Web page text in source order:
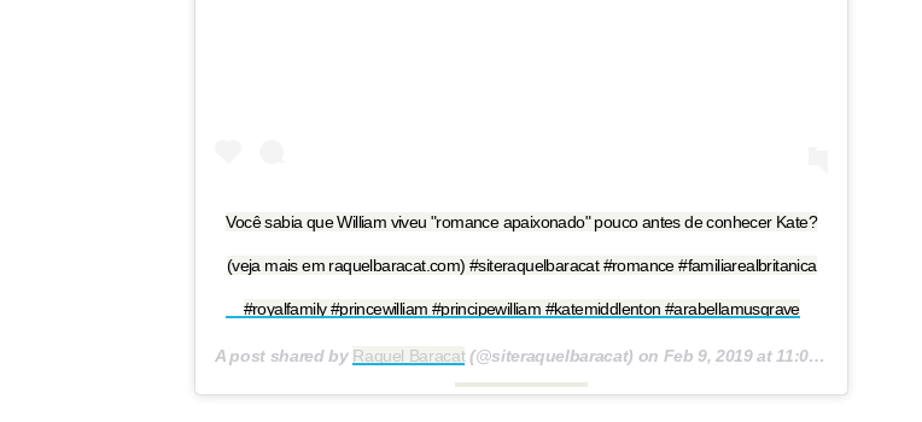
Você sabia que William viveu "romance apaixonado" pouco antes de conhecer Kate?
(veja mais em raquelbaracat.com) #siteraquelbaracat #romance #familiarealbritanica
#royalfamily #princewilliam #principewilliam #katemiddlenton #arabellamusgrave
A post shared by Raquel Baracat(@siteraquelbaracat) on Feb 9, 2019 at 11:06am PST